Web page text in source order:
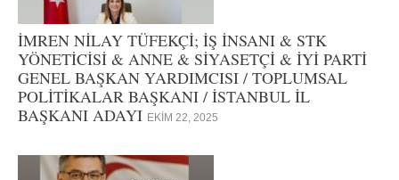
İMREN NİLAY TÜFEKÇİ; İŞ İNSANI & STK
YÖNETİCİSİ & ANNE & SİYASETÇİ & İYİ PARTİ
GENEL BAŞKAN YARDIMCISI / TOPLUMSAL
POLİTİKALAR BAŞKANI / İSTANBUL İL
BAŞKANI ADAYI EKIM 22, 2025